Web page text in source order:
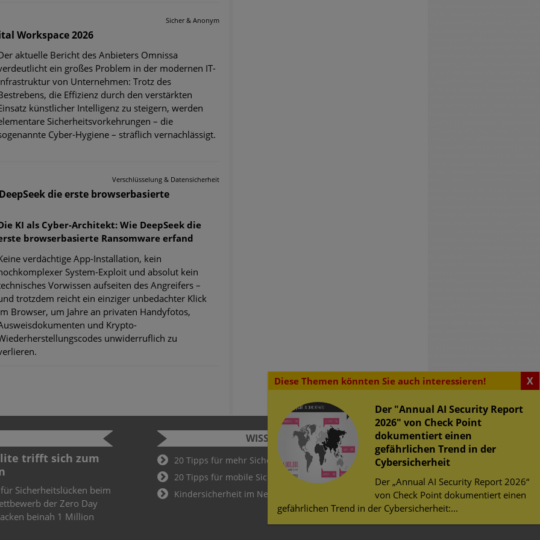
Sicher & Anonym
Workspace 2026
aktuelle Bericht des Anbieters Omnissa
ein großes Problem in der modernen IT-
von Unternehmen: Trotz des
die Effizienz durch den verstärkten
künstlicher Intelligenz zu steigern, werden
Sicherheitsvorkehrungen – die
Cyber-Hygiene – sträflich vernachlässigt.
Verschlüsselung & Datensicherheit
die erste browserbasierte
KI als Cyber-Architekt: Wie DeepSeek die
browserbasierte Ransomware erfand
verdächtige App-Installation, kein
System-Exploit und absolut kein
Vorwissen aufseiten des Angreifers –
trotzdem reicht ein einziger unbedachter Klick
Browser, um Jahre an privaten Handyfotos,
und Krypto-
unwiderruflich zu
Diese Themen könnten Sie auch interessieren! X
Der "Annual AI Security Report
2026" von Check Point
dokumentiert einen
gefährlichen Trend in der
Cybersicherheit
Der „Annual AI Security Report 2026“
von Check Point dokumentiert einen
gefährlichen Trend in der Cybersicherheit:...
trifft sich zum
Sicherheitslücken beim
der Zero Day
beinah 1 Million
Cyber Security Challenge
2022
Schüler und Studenten können bei der
Cyber Security Challenge teilnehmen.
Wer hier als Gewinner hervorgeht, ist
WISSENSWERTES
20 Tipps für mehr Sicherheit im Web
20 Tipps für mobile Sicherheit
Kindersicherheit im Netz